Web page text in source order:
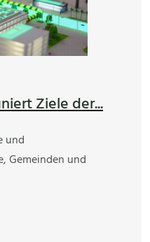
Ziele der...
und
Gemeinden und